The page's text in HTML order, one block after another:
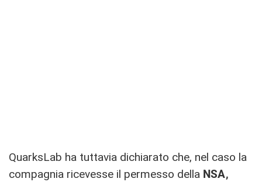
QuarksLab ha tuttavia dichiarato che, nel caso la
compagnia ricevesse il permesso della NSA,